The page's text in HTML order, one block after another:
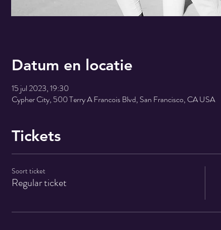
Datum en locatie
15 jul 2023, 19:30
Cypher City, 500 Terry A Francois Blvd, San Francisco, CA USA
Tickets
Soort ticket
Regular ticket